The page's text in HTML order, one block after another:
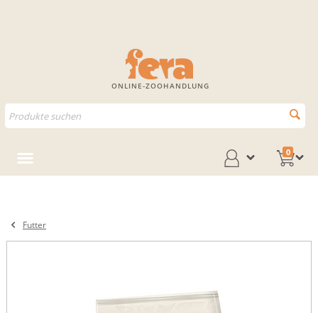
ONLINE-ZOOHANDLUNG
0
Futter